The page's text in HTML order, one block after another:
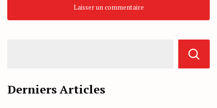
Derniers Articles